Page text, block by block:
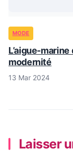
MODE
L’aigue-
modernité
13 Mar 2024
Laisser